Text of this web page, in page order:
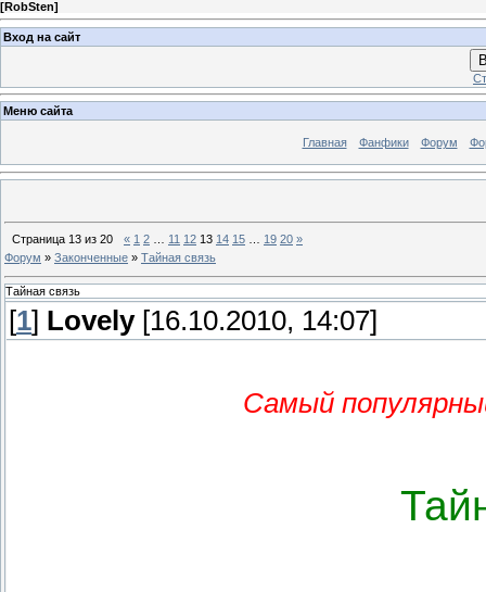
[RobSten]
Вход на сайт
Меню сайта
Главная Фанфики Форум
Страница 13 из 20 « 1 2 11 12 13 14 15 19 20 »
Форум » Законченные » Тайная связь
Тайная связь
[1] Lovely[16.10.2010, 14:07]
Самый